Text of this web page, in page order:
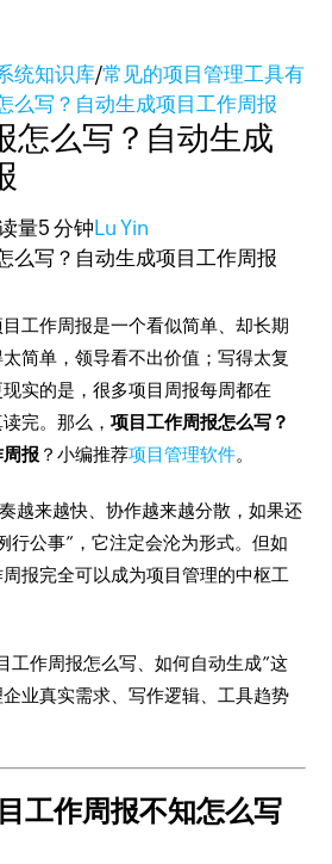
统知识库/常见的项目管理工具有
么写？自动生成项目工作周报
怎么写？自动生成
量5 分钟 Lu Yin
工作周报是一个看似简单、却长期
简单，领导看不出价值；写得太复
实的是，很多项目周报每周都在
完。那么，项目工作周报怎么写？
报 ？小编推荐项目管理软件。
越来越快、协作越来越分散，如果还
行公事”，它注定会沦为形式。但如
报完全可以成为项目管理的中枢工
工作周报怎么写、如何自动生成”这
业真实需求、写作逻辑、工具趋势
工作周报不知怎么写